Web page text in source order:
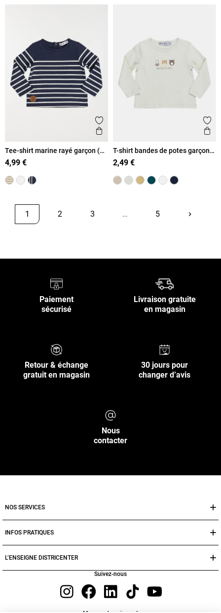
Ajouter aux favoris
Aperçu rapide
Tee-shirt marine rayé garçon (3-
36M)
4,99 €
T-shirt bandes de potes garçon
(3-36M)
2,49 €
1 2 3 … 5 keyboard_arrow_rightSuivant
Paiement
sécurisé
Livraison gratuite
en magasin
Retour & échange
gratuit en magasin
30 jours pour
changer d’avis
Nous
contacter
NOS SERVICES
INFOS PRATIQUES
L’ENSEIGNE DISTRICENTER
Suivez-nous